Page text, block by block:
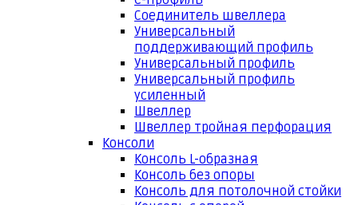
Соединитель швеллера
Универсальный
поддерживающий профиль
Универсальный профиль
Универсальный профиль
усиленный
Швеллер
Швеллер тройная перфорация
Консоли
Консоль L-образная
Консоль без опоры
Консоль для потолочной стойки